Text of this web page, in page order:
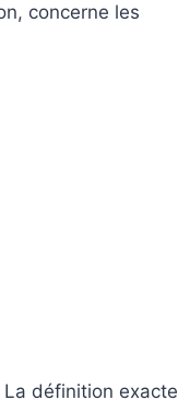
concerne les
définition exacte